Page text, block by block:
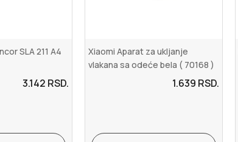
SLA 211 A4
3.142 RSD.
Xiaomi Aparat za ukljanje
vlakana sa odeće bela ( 70168 )
1.639 RSD.